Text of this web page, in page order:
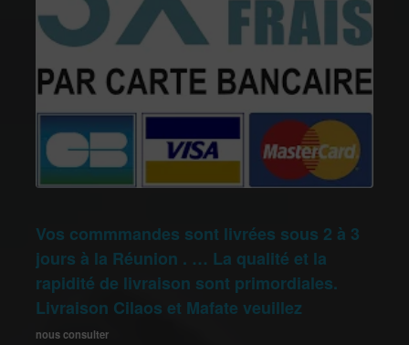
Vos commmandes sont livrées sous 2 à 3
jours à la Réunion . … La qualité et la
rapidité de livraison sont primordiales.
Livraison Cilaos et Mafate veuillez
nous consulter